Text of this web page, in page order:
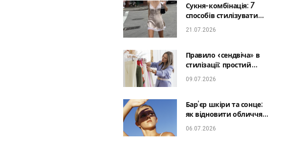
Сукня-комбінація: 7
способів стилізувати
головну базу літа від
21.07.2026
Правило «сендвіча» в
стилізації: простий
лайфхак, який зробить
09.07.2026
Бар’єр шкіри та сонце:
як відновити обличчя
після відпустки та
06.07.2026